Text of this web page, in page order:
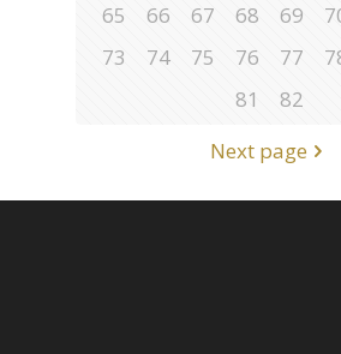
65
66 67 68 69
73
74 75 76 77
81
82
Next page